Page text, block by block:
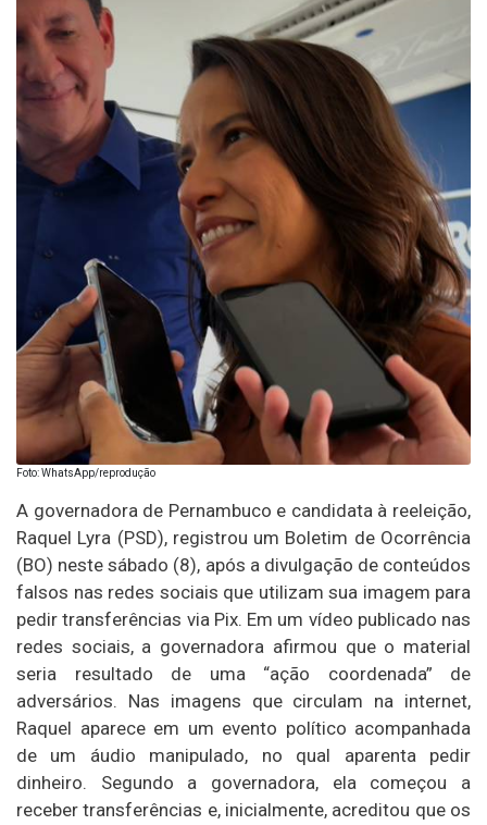
Foto: WhatsApp/reprodução
A governadora de Pernambuco e candidata à reeleição,
Raquel Lyra (PSD), registrou um Boletim de Ocorrência
(BO) neste sábado (8), após a divulgação de conteúdos
falsos nas redes sociais que utilizam sua imagem para
pedir transferências via Pix. Em um vídeo publicado nas
redes sociais, a governadora afirmou que o material
seria resultado de uma “ação coordenada” de
adversários. Nas imagens que circulam na internet,
Raquel aparece em um evento político acompanhada
de um áudio manipulado, no qual aparenta pedir
dinheiro. Segundo a governadora, ela começou a
receber transferências e, inicialmente, acreditou que os